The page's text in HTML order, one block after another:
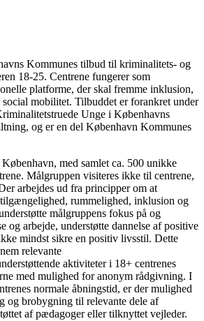
Kommunes tilbud til kriminalitets- og
18-25. Centrene fungerer som
platforme, der skal fremme inklusion,
social mobilitet. Tilbuddet er forankret under
Unge i Københavns
og er en del København Kommunes
med samlet ca. 500 unikke
Målgruppen visiteres ikke til centrene,
arbejdes ud fra principper om at
rummelighed, inklusion og
målgruppens fokus på og
og arbejde, understøtte dannelse af positive
mindst sikre en positiv livsstil. Dette
relevante
aktiviteter i 18+ centrenes
med mulighed for anonym rådgivning. I
normale åbningstid, er der mulighed
og brobygning til relevante dele af
af pædagoger eller tilknyttet vejleder.